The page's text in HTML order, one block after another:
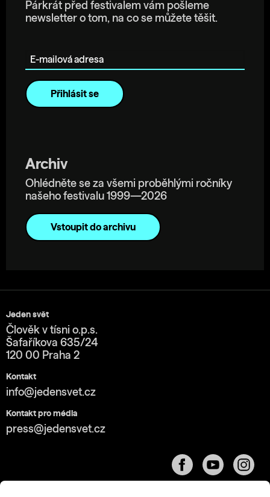
Párkrát před festivalem vám pošleme
newsletter o tom, na co se můžete těšit.
Archiv
Ohlédněte se za všemi proběhlými ročníky
našeho festivalu 1999—2026
Vstoupit do archivu
Jeden svět
Člověk v tísni o.p.s.
Šafaříkova 635/24
120 00 Praha 2
Kontakt
info@jedensvet.cz
Kontakt pro média
press@jedensvet.cz